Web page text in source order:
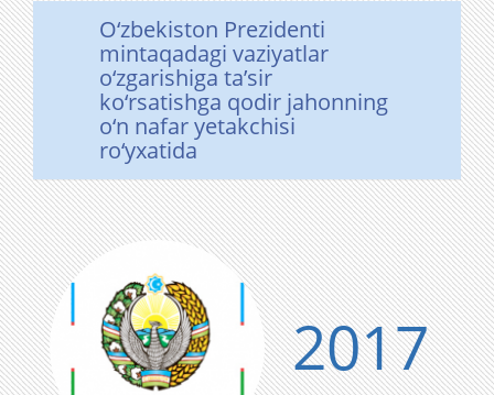
O‘zbekiston Prezidenti
mintaqadagi vaziyatlar
o‘zgarishiga ta’sir
ko‘rsatishga qodir jahonning
o‘n nafar yetakchisi
ro‘yxatida
2017